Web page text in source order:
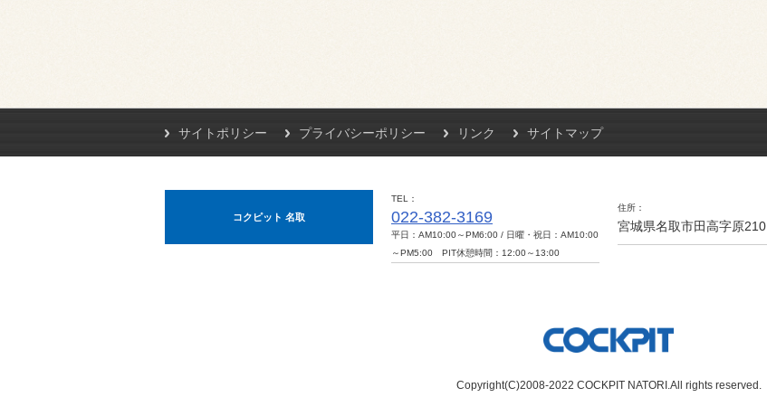
サイトポリシー プライバシーポリシー リンク サイトマップ
コクピット 名取
TEL
022-382-3169
平日：AM10:00～PM6:00 / 日曜・祝日：AM10:00
～PM5:00 PIT休憩時間：12:00～13:00
住所
宮城県名取市田高字原210
Copyright(C)2008-2022 COCKPIT NATORI.All rights reserved.